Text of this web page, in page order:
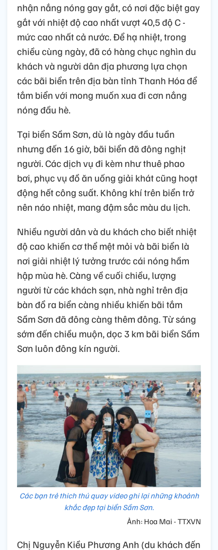
nhận nắng nóng gay gắt, có nơi đặc biệt gay
gắt với nhiệt độ cao nhất vượt 40,5 độ C -
mức cao nhất cả nước. Để hạ nhiệt, trong
chiều cùng ngày, đã có hàng chục nghìn du
khách và người dân địa phương lựa chọn
các bãi biển trên địa bàn tỉnh Thanh Hóa để
tắm biển với mong muốn xua đi cơn nắng
nóng đầu hè.
Tại biển Sầm Sơn, dù là ngày đầu tuần
nhưng đến 16 giờ, bãi biển đã đông nghịt
người. Các dịch vụ đi kèm như thuê phao
bơi, phục vụ đồ ăn uống giải khát cũng hoạt
động hết công suất. Không khí trên biển trở
nên náo nhiệt, mang đậm sắc màu du lịch.
Nhiều người dân và du khách cho biết nhiệt
độ cao khiến cơ thể mệt mỏi và bãi biển là
nơi giải nhiệt lý tưởng trước cái nóng hầm
hập mùa hè. Càng về cuối chiều, lượng
người từ các khách sạn, nhà nghỉ trên địa
bàn đổ ra biển càng nhiều khiến bãi tắm
Sầm Sơn đã đông càng thêm đông. Từ sáng
sớm đến chiều muộn, dọc 3 km bãi biển Sầm
Sơn luôn đông kín người.
Các bạn trẻ thich thú quay video ghi lại những khoảnh
khắc đẹp tại biển Sầm Sơn.
Ảnh: Hoa Mai - TTXVN
Chị Nguyễn Kiều Phương Anh (du khách đến